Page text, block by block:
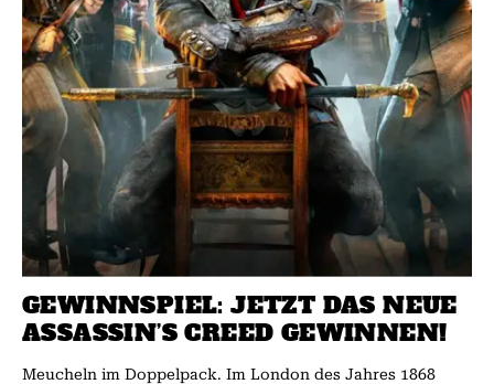
GEWINNSPIEL: JETZT DAS NEUE
ASSASSIN’S CREED GEWINNEN!
Meucheln im Doppelpack. Im London des Jahres 1868